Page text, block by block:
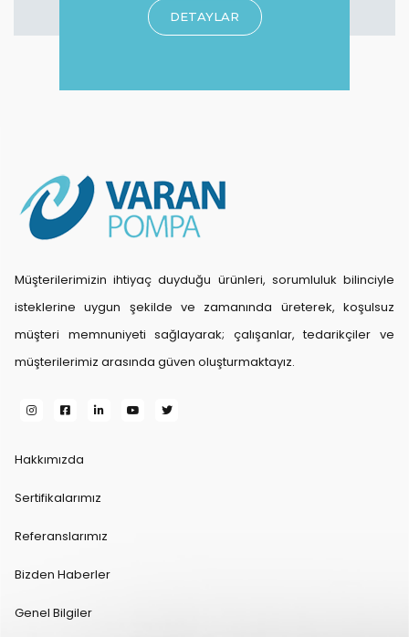
DETAYLAR
Müşterilerimizin ihtiyaç duyduğu ürünleri, sorumluluk bilinciyle
isteklerine uygun şekilde ve zamanında üreterek, koşulsuz
müşteri memnuniyeti sağlayarak; çalışanlar, tedarikçiler ve
müşterilerimiz arasında güven oluşturmaktayız.
Hakkımızda
Sertifikalarımız
Referanslarımız
Bizden Haberler
Genel Bilgiler